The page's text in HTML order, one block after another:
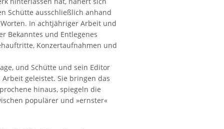
Schütte ausschließlich anhand
In achtjähriger Arbeit und
Bekanntes und Entlegenes
Konzertaufnahmen und
und Schütte und sein Editor
geleistet. Sie bringen das
hinaus, spiegeln die
populärer und »ernster«